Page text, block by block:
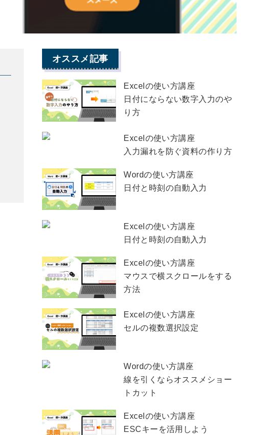
オススメ記事
Excelの使い方講座
日付にならない数字入力のや
り方
Excelの使い方講座
入力漏れを防ぐ資料の作り方
Wordの使い方講座
日付と時刻の自動入力
Excelの使い方講座
日付と時刻の自動入力
Excelの使い方講座
マウスで横スクロールをする
方法
Excelの使い方講座
セルの複数選択設定
Wordの使い方講座
線を引くならオススメショー
トカット
Excelの使い方講座
ESCキーを活用しよう